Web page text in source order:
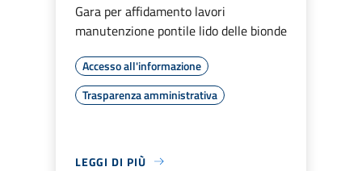
Gara per affidamento lavori
manutenzione pontile lido delle bionde
Accesso all'informazione
Trasparenza amministrativa
LEGGI DI PIÙ